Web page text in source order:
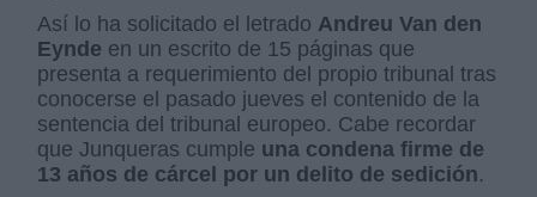
Así lo ha solicitado el letrado Andreu Van den
Eynde en un escrito de 15 páginas que
presenta a requerimiento del propio tribunal tras
conocerse el pasado jueves el contenido de la
sentencia del tribunal europeo. Cabe recordar
que Junqueras cumple una condena firme de
13 años de cárcel por un delito de sedición.